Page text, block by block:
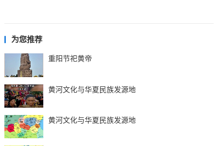
为您推荐
重阳节祀黄帝
黄河文化与华夏民族发源地
黄河文化与华夏民族发源地